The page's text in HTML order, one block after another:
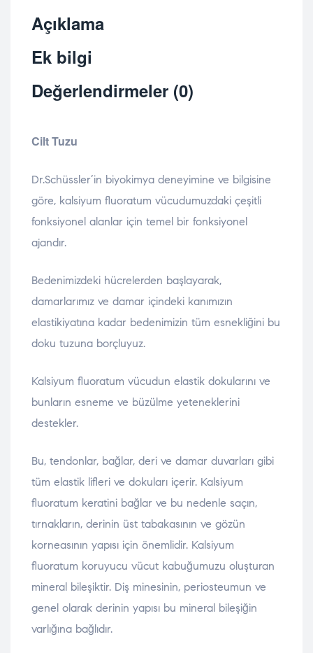
Açıklama
Ek bilgi
Değerlendirmeler (0)
Cilt Tuzu
Dr.Schüssler’in biyokimya deneyimine ve bilgisine
göre, kalsiyum fluoratum vücudumuzdaki çeşitli
fonksiyonel alanlar için temel bir fonksiyonel
ajandır.
Bedenimizdeki hücrelerden başlayarak,
damarlarımız ve damar içindeki kanımızın
elastikiyatına kadar bedenimizin tüm esnekliğini bu
doku tuzuna borçluyuz.
Kalsiyum fluoratum vücudun elastik dokularını ve
bunların esneme ve büzülme yeteneklerini
destekler.
Bu, tendonlar, bağlar, deri ve damar duvarları gibi
tüm elastik lifleri ve dokuları içerir. Kalsiyum
fluoratum keratini bağlar ve bu nedenle saçın,
tırnakların, derinin üst tabakasının ve gözün
korneasının yapısı için önemlidir. Kalsiyum
fluoratum koruyucu vücut kabuğumuzu oluşturan
mineral bileşiktir. Diş minesinin, periosteumun ve
genel olarak derinin yapısı bu mineral bileşiğin
varlığına bağlıdır.